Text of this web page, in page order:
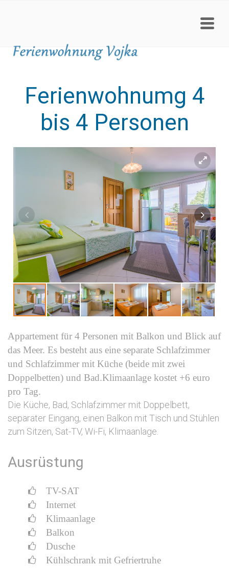
Ferienwohnumg 4
bis 4 Personen
Appartement für 4 Personen mit Balkon und Blick auf
das Meer. Es besteht aus eine separate Schlafzimmer
und Schlafzimmer mit Küche (beide mit zwei
Doppelbetten) und Bad.Klimaanlage kostet +6 euro
pro Tag.
Die Küche, Bad, Schlafzimmer mit Doppelbett,
separater Eingang, einen Balkon mit Tisch und Stühlen
zum Sitzen, Sat-TV, Wi-Fi, Klimaanlage.
Ausrüstung
TV-SAT
Internet
Klimaanlage
Balkon
Dusche
Kühlschrank mit Gefriertruhe